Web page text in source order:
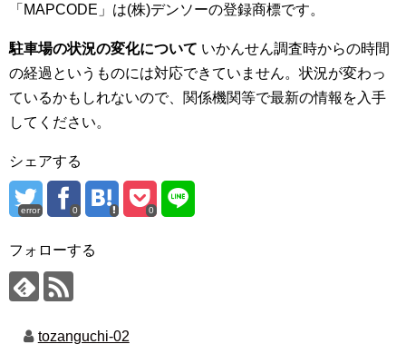
「MAPCODE」は(株)デンソーの登録商標です。
駐車場の状況の変化について いかんせん調査時からの時間
の経過というものには対応できていません。状況が変わっ
ているかもしれないので、関係機関等で最新の情報を入手
してください。
シェアする
error 0 0
フォローする
tozanguchi-02